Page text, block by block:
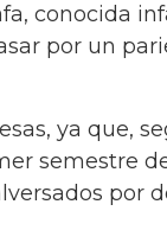
conocida
por un
ya que,
semestre
por